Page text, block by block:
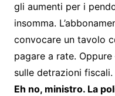
gli aumenti per i
insomma.
convocare un tavolo
pagare a rate.
sulle detrazioni fiscali.
Eh no, ministro. La